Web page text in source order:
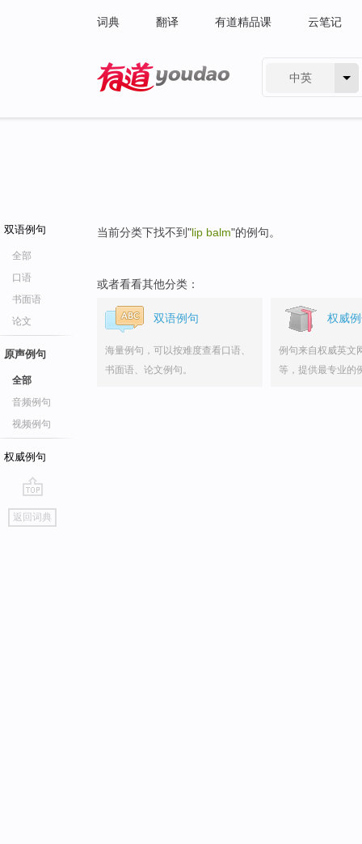
词典 翻译 有道精品课 云笔记
中英
双语例句
全部
口语
书面语
论文
原声例句
全部
音频例句
视频例句
权威例句
go
top
返回词典
当前分类下找不到"lip balm"的例句。
或者看看其他分类：
双语例句
海量例句，可以按难度查看口语、
书面语、论文例句。
权威
例句来自权威英文
等，提供最专业的